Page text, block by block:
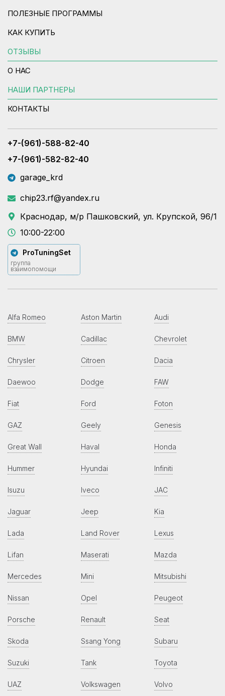
ПОЛЕЗНЫЕ ПРОГРАММЫ
КАК КУПИТЬ
ОТЗЫВЫ
О НАС
НАШИ ПАРТНЕРЫ
КОНТАКТЫ
+7-(961)-588-82-40
+7-(961)-582-82-40
garage_krd
chip23.rf@yandex.ru
Краснодар, м/р Пашковский, ул. Крупской, 96/1
10:00-22:00
ProTuningSet
группа
взаимопомощи
Alfa Romeo Aston Martin Audi
BMW Cadillac Chevrolet
Chrysler Citroen Dacia
Daewoo Dodge FAW
Fiat Ford Foton
GAZ Geely Genesis
Great Wall Haval Honda
Hummer Hyundai Infiniti
Isuzu Iveco JAC
Jaguar Jeep Kia
Lada Land Rover Lexus
Lifan Maserati Mazda
Mercedes Mini Mitsubishi
Nissan Opel Peugeot
Porsche Renault Seat
Skoda Ssang Yong Subaru
Suzuki Tank Toyota
UAZ Volkswagen Volvo